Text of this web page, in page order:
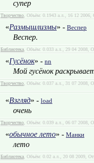
супер
Творчество , Объём: 0.1943 а.л., 16 12
«Размышлизмы» - Веспер
Веспер.
Библиотека , Объём: 0.033 а.л., 29 04 2008,
«Гусёнок» - nn
Мой гусёнок
Творчество , Объём: 0.037 а.л., 31 07 2008,
«Взгляд» - load
очень
Творчество , Объём: 0.039 а.л., 06 07 2008,
«обычное лето» - Манки
лето
Библиотека , Объём: 0.02 а.л., 20 08 2009,